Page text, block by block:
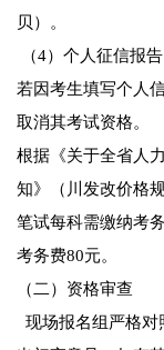
贝）。
（4）个人征信报
若因考生填写个人
取消其考试资格。
根据《关于全省人
知》（川发改价格
笔试每科需缴纳考
考务费80元。
（二）资格审查
现场报名组严格对